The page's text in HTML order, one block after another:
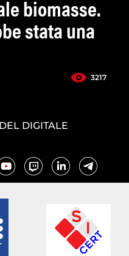
biomasse.
stata una
3217
DIGITALE